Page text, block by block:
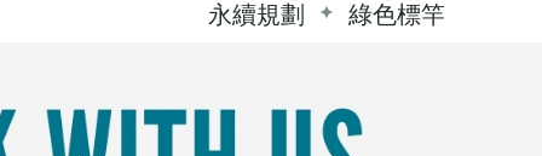
永續規劃 綠色標竿